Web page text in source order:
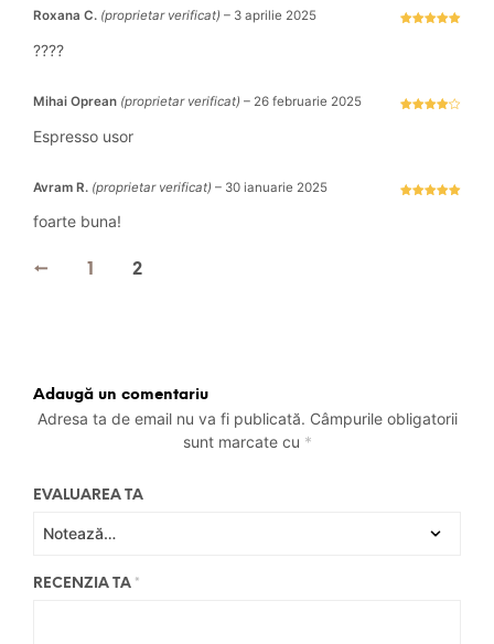
Roxana C. (proprietar verificat) – 3 aprilie 2025
????
Mihai Oprean (proprietar verificat) – 26 februarie 2025
Espresso usor
Avram R. (proprietar verificat) – 30 ianuarie 2025
foarte buna!
← 1 2
Adaugă un comentariu
Adresa ta de email nu va fi publicată. Câmpurile obligatorii
sunt marcate cu *
EVALUAREA TA
RECENZIA TA *